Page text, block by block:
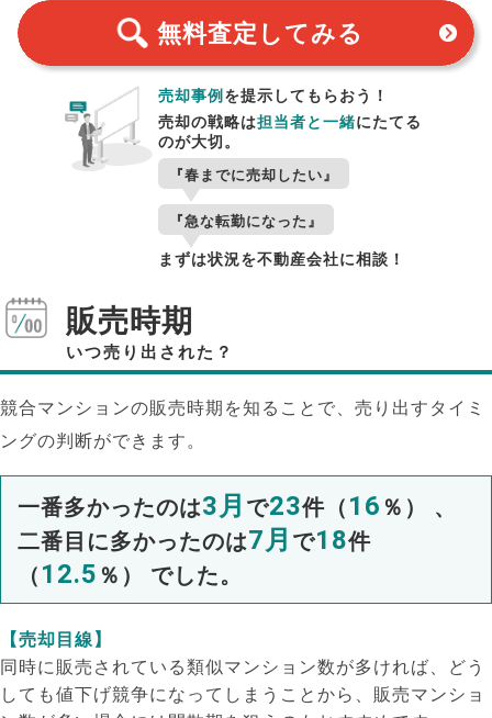
NEW!
NEW!
無料査定 してみる
売却事例 を提示してもらおう！
売却の戦略は担当者と一緒にたてる
のが大切。
『春までに売却したい』
『急な転勤になった』
まずは状況を不動産会社に相談！
販売時期
いつ売り出された？
競合マンションの販売時期を知ることで、売り出すタイミ
ングの判断ができます。
一番多かったのは3月 で23件（ 16 ％） 、
二番目に多かったのは7月 で18件
（ 12.5 ％） でした。
【売却目線】
同時に販売されている類似マンション数が多ければ、どう
しても値下げ競争になってしまうことから、販売マンショ